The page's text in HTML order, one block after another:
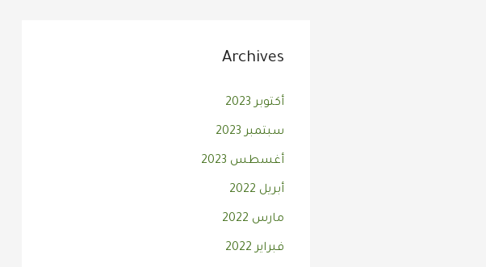
Archives
أكتوبر 2023
سبتمبر 2023
أغسطس 2023
أبريل 2022
مارس 2022
فبراير 2022